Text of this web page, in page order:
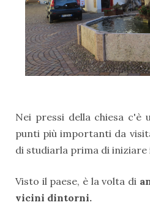
Nei pressi della chiesa
punti più importanti da
di studiarla prima di
Visto il paese, è la volta di
vicini dintorni.